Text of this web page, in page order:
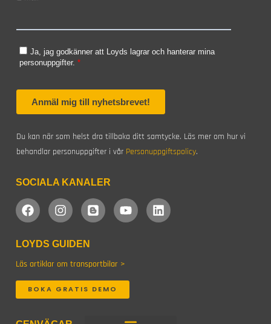
Du kan när som helst dra tillbaka ditt samtycke. Läs mer om hur vi
behandlar personuppgifter i vår Personuppgiftspolicy.
SOCIALA KANALER
F
a
c
e
b
o
k
I
n
s
t
a
g
a
m
B
l
o
e
Y
o
u
L
i
n
LOYDS GUIDEN
Läs artiklar om transportbilar >
BOKA GRATIS DEMO